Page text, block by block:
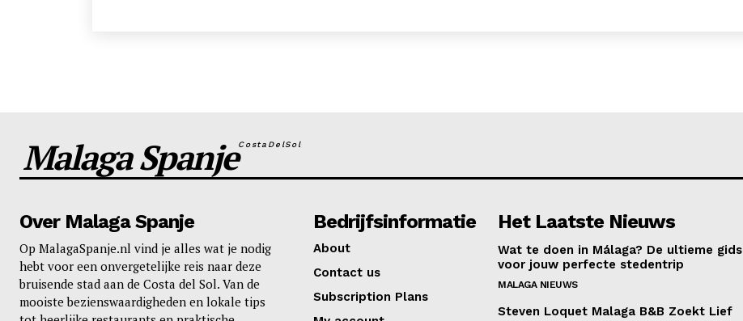
SUBSCRIBE NOW
Malaga SpanjeCostaDelSol
Over Malaga Spanje
Op MalagaSpanje.nl vind je alles wat je nodig
hebt voor een onvergetelijke reis naar deze
bruisende stad aan de Costa del Sol. Van de
mooiste bezienswaardigheden en lokale tips
Bedrijfsinformatie
About
Contact us
Subscription Plans
Het Laatste Nieuws
Wat te doen in Málaga? De ultieme gids
voor jouw perfecte stedentrip
MALAGA NIEUWS
Steven Loquet Malaga B&B Zoekt Lief